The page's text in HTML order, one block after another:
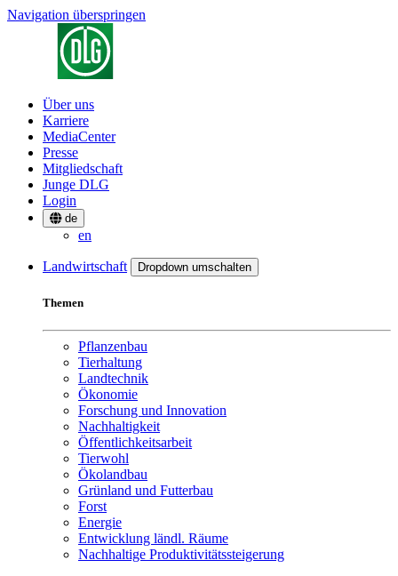
Navigation überspringen
Über uns
Karriere
MediaCenter
Presse
Mitgliedschaft
Junge DLG
Login
de
en
Landwirtschaft Dropdown umschalten
Themen
Pflanzenbau
Tierhaltung
Landtechnik
Ökonomie
Forschung und Innovation
Nachhaltigkeit
Öffentlichkeitsarbeit
Tierwohl
Ökolandbau
Grünland und Futterbau
Forst
Energie
Entwicklung ländl. Räume
Nachhaltige Produktivitätssteigerung